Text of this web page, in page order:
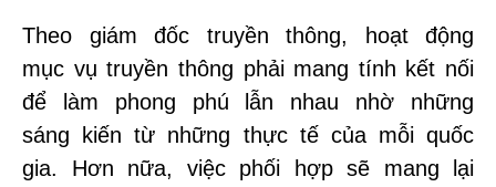
Theo giám đốc truyền thông, hoạt động
mục vụ truyền thông phải mang tính kết nối
để làm phong phú lẫn nhau nhờ những
sáng kiến từ những thực tế của mỗi quốc
gia. Hơn nữa, việc phối hợp sẽ mang lại